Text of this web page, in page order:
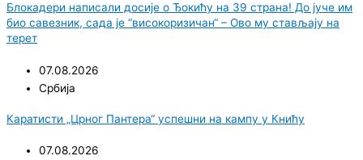
Блокадери написали досије о Ђокићу на 39 страна! До јуче им
био савезник, сада је “високоризичан“ – Ово му стављају на
терет
07.08.2026
Србија
Каратисти „Црног Пантера“ успешни на кампу у Книћу
07.08.2026